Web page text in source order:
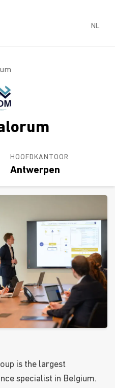
NL
HOOFDKANTOOR
Antwerpen
is the largest
specialist in Belgium.